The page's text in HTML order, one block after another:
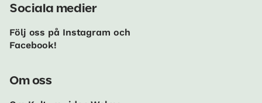
Sociala medier
Följ oss på Instagram och
Facebook!
Om oss